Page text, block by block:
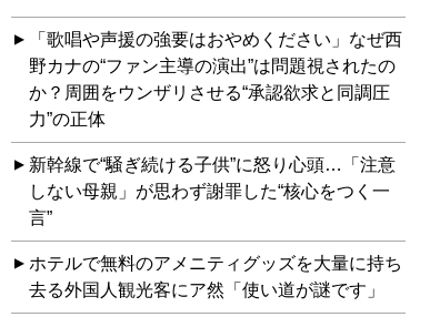
「歌唱や声援の強要はおやめください」なぜ西
野カナの“ファン主導の演出”は問題視されたの
か？周囲をウンザリさせる“承認欲求と同調圧
力”の正体
新幹線で“騒ぎ続ける子供”に怒り心頭…「注意
しない母親」が思わず謝罪した“核心をつく一
言”
ホテルで無料のアメニティグッズを大量に持ち
去る外国人観光客にア然「使い道が謎です」